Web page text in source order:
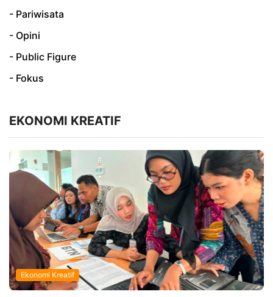
- Pariwisata
- Opini
- Public Figure
- Fokus
EKONOMI KREATIF
Ekonomi Kreatif